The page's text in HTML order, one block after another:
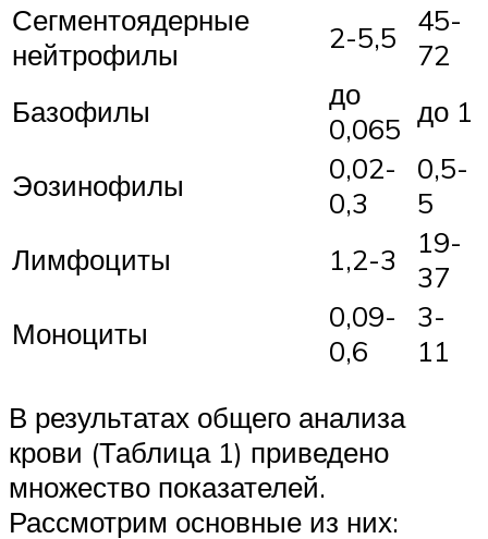
Сегментоядерные
нейтрофилы
2-5,5
45-
72
Базофилы
до
0,065 до 1
Эозинофилы
0,02-
0,3
0,5-
5
Лимфоциты
1,2-3
19-
37
Моноциты
0,09-
0,6
3-
11
В результатах общего анализа
крови (Таблица 1) приведено
множество показателей.
Рассмотрим основные из них: